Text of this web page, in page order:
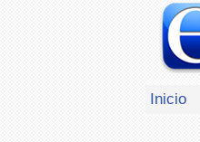
Inicio